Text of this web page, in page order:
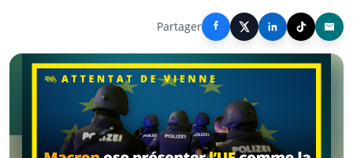
Partager